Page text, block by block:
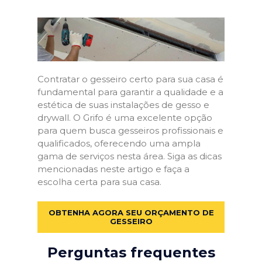
Contratar o gesseiro certo para sua casa é
fundamental para garantir a qualidade e a
estética de suas instalações de gesso e
drywall. O Grifo é uma excelente opção
para quem busca gesseiros profissionais e
qualificados, oferecendo uma ampla
gama de serviços nesta área. Siga as dicas
mencionadas neste artigo e faça a
escolha certa para sua casa.
OBTENHA AGORA SEU ORÇAMENTO DE
GESSEIRO
Perguntas frequentes